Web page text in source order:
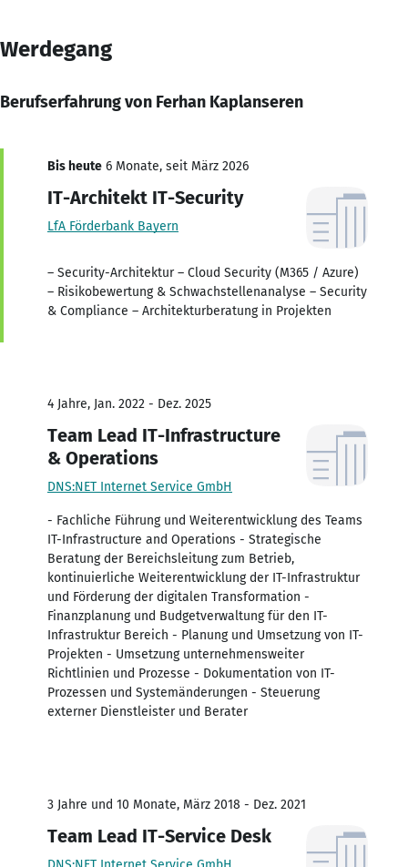
Werdegang
Berufserfahrung von Ferhan Kaplanseren
Bis heute 6 Monate, seit März 2026
IT-Architekt IT-Security
LfA Förderbank Bayern
– Security-Architektur – Cloud Security (M365 / Azure)
– Risikobewertung & Schwachstellenanalyse – Security
& Compliance – Architekturberatung in Projekten
4 Jahre, Jan. 2022 - Dez. 2025
Team Lead IT-Infrastructure
& Operations
DNS:NET Internet Service GmbH
- Fachliche Führung und Weiterentwicklung des Teams
IT-Infrastructure and Operations - Strategische
Beratung der Bereichsleitung zum Betrieb,
kontinuierliche Weiterentwicklung der IT-Infrastruktur
und Förderung der digitalen Transformation -
Finanzplanung und Budgetverwaltung für den IT-
Infrastruktur Bereich - Planung und Umsetzung von IT-
Projekten - Umsetzung unternehmensweiter
Richtlinien und Prozesse - Dokumentation von IT-
Prozessen und Systemänderungen - Steuerung
externer Dienstleister und Berater
3 Jahre und 10 Monate, März 2018 - Dez. 2021
Team Lead IT-Service Desk